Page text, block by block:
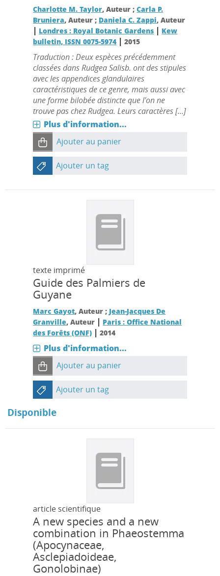
Charlotte M. Taylor, Auteur ;Carla P.
Bruniera, Auteur ; Daniela C. Zappi, Auteur
| Londres : Royal Botanic Gardens | Kew
bulletin, ISSN 0075-5974 |2015
Traduction : Deux espèces précédemment
classées dans Rudgea Salisb. ont des stipules
avec les appendices glandulaires
caractéristiques de ce genre, mais aussi avec
une forme bilobée distincte que l'on ne
trouve pas chez Rudgea. Leurs caractères [...]
Plus d'information...
Ajouter au panier
Ajouter un tag
texte imprimé
Guide des Palmiers de
Guyane
Marc Gayot, Auteur ; Jean-Jacques De
Granville, Auteur | Paris : Office National
des Forêts (ONF) |2014
Plus d'information...
Ajouter au panier
Ajouter un tag
Disponible
article scientifique
A new species and a new
combination in Phaeostemma
(Apocynaceae,
Asclepiadoideae,
Gonolobinae)